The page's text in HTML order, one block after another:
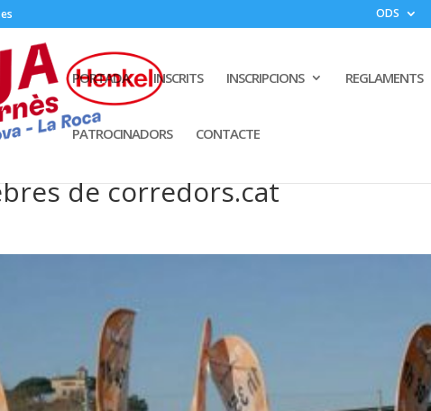
ODS
PORTADA INSCRITS INSCRIPCIONS REGLAMENTS
PATROCINADORS CONTACTE
de corredors.cat